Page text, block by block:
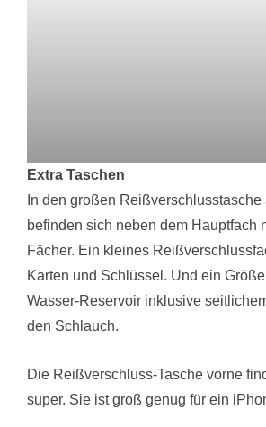
Extra Taschen
In den großen Reißverschlusstasche
befinden sich neben dem Hauptfach
Fächer. Ein kleines
Karten und Schlüssel. Und ein
Wasser-Reservoir inklusive
den Schlauch.
Die Reißverschluss-Tasche vorne
super. Sie ist groß genug für ein